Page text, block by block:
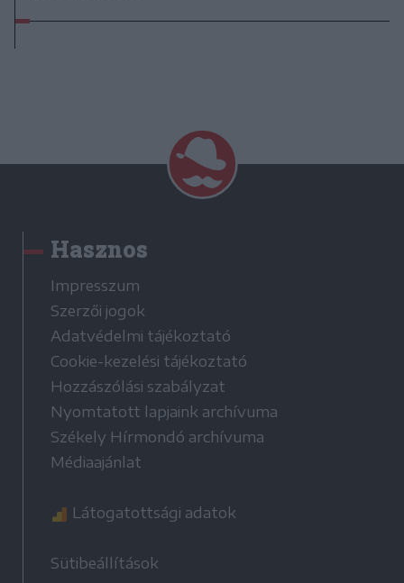
Hasznos
Impresszum
Szerzői jogok
Adatvédelmi tájékoztató
Cookie-kezelési tájékoztató
Hozzászólási szabályzat
Nyomtatott lapjaink archívuma
Székely Hírmondó archívuma
Médiaajánlat
Látogatottsági adatok
Sütibeállítások